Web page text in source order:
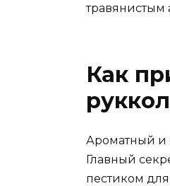
травянистым
Как
Ароматный и
Главный
пестиком